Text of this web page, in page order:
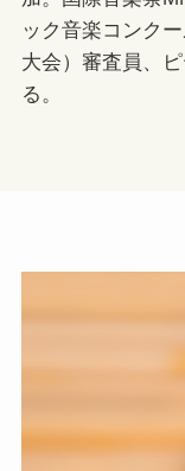
ック音楽コンク
大会）審査員、
る。